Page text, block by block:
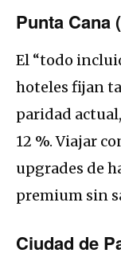
Punta Cana
El “todo
hoteles fijan
paridad
12 %. Viajar
upgrades de
premium sin
Ciudad de